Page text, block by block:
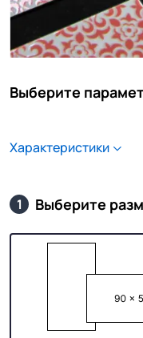
Выберите
Характеристики
1 Выберите